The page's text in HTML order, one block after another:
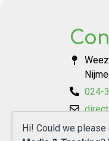
024-
Hi! Could we